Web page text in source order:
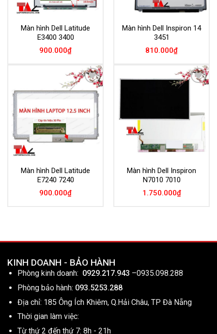
Màn hình Dell Latitude
E3400 3400
900.000₫
Màn hình Dell Inspiron 14
3451
810.000₫
Add to
Wishlist
Màn hình Dell Latitude
E7240 7240
900.000₫
Màn hình Dell Inspiron
N7010 7010
1.750.000₫
KINH DOANH - BẢO HÀNH
Phòng kinh doanh: 0929.217.943 –0935.098.288
Phòng bảo hành: 093.5253.288
Địa chỉ: 185 Ông Ích Khiêm, Q.Hải Châu, TP Đà Nẵng
Thời gian làm việc:
Từ thứ 2 đến thứ 7: 8h - 21h